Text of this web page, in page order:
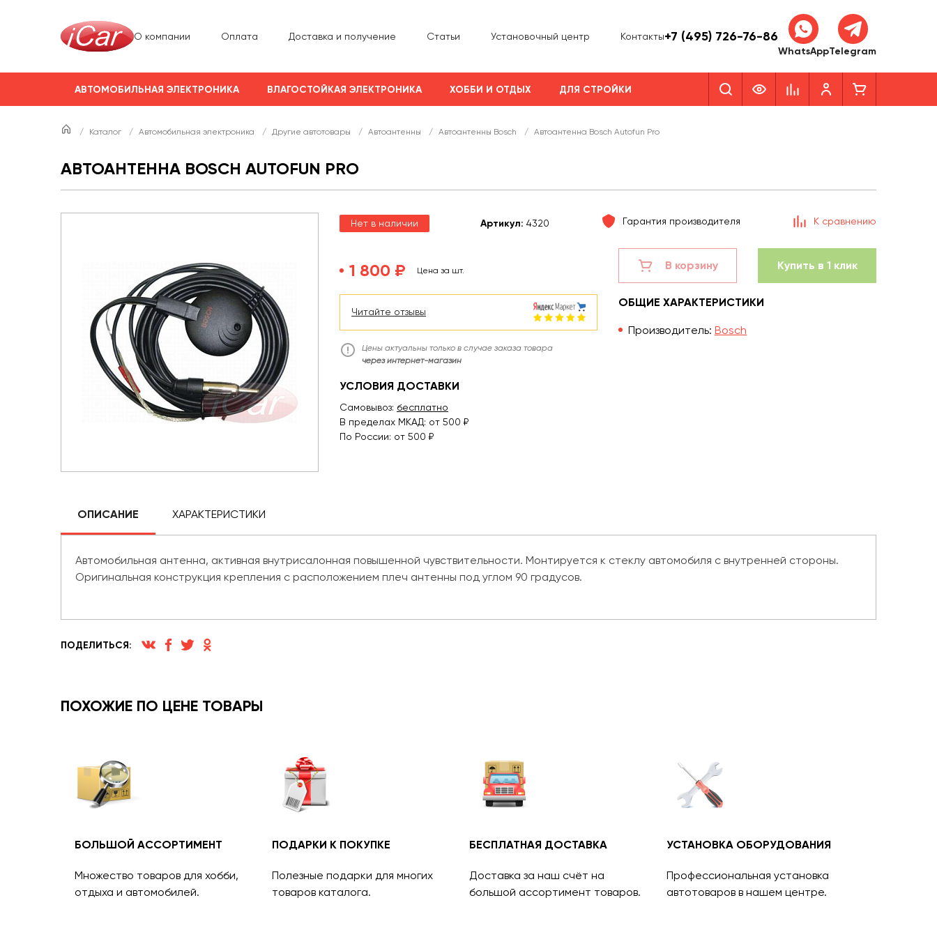
О компании Оплата Доставка и получение Статьи Установочный центр Контакты+7 (495) 726-76-86
WhatsAppTelegram
АВТОМОБИЛЬНАЯ ЭЛЕКТРОНИКА ВЛАГОСТОЙКАЯ ЭЛЕКТРОНИКА ХОББИ И ОТДЫХ ДЛЯ СТРОЙКИ
/ Каталог / Автомобильная электроника / Другие автотовары / Автоантенны / Автоантенны Bosch / Автоантенна Bosch Autofun Pro
АВТОАНТЕННА BOSCH AUTOFUN PRO
Нет в наличии Артикул: 4320 Гарантия производителя К сравнению
1 800 ₽ Цена за шт.
Читайте отзывы
Цены актуальны только в случае заказа товара
через интернет-магазин
УСЛОВИЯ ДОСТАВКИ
Самовывоз: бесплатно
В пределах МКАД: от 500 ₽
По России: от 500 ₽
В корзину Купить в 1 клик
ОБЩИЕ ХАРАКТЕРИСТИКИ
Производитель: Bosch
ОПИСАНИЕ ХАРАКТЕРИСТИКИ
Автомобильная антенна, активная внутрисалонная повышенной чувствительности. Монтируется к стеклу автомобиля с внутренней стороны.
Оригинальная конструкция крепления с расположением плеч антенны под углом 90 градусов.
ПОДЕЛИТЬСЯ:
ПОХОЖИЕ ПО ЦЕНЕ ТОВАРЫ
БОЛЬШОЙ АССОРТИМЕНТ
Множество товаров для хобби,
отдыха и автомобилей.
ПОДАРКИ К ПОКУПКЕ
Полезные подарки для многих
товаров каталога.
БЕСПЛАТНАЯ ДОСТАВКА
Доставка за наш счёт на
большой ассортимент товаров.
УСТАНОВКА ОБОРУДОВАНИЯ
Профессиональная установка
автотоваров в нашем центре.